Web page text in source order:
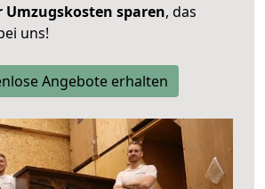
Umzugskosten sparen, das
uns!
Angebote erhalten